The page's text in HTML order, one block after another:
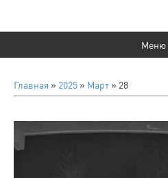
Главная » 2025 » Март » 28